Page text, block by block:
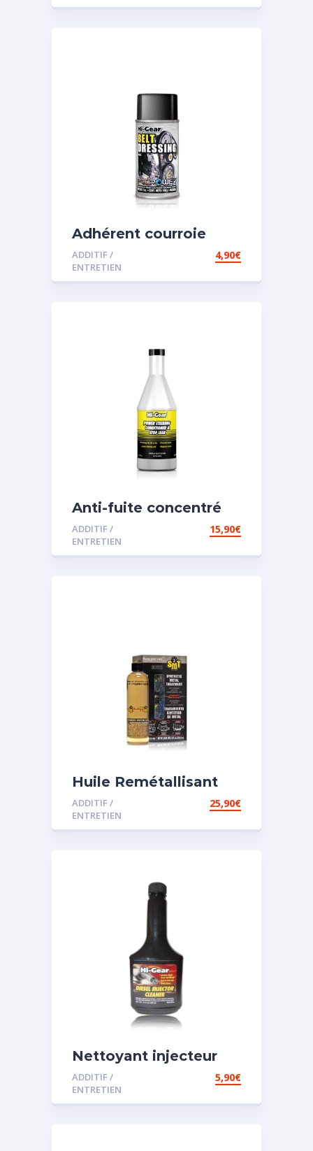
Adhérent courroie
ADDITIF /
ENTRETIEN
4,90€
Anti-fuite concentré
pour direction
assistée
ADDITIF /
ENTRETIEN
15,90€
Huile Remétallisant
Moteur SMT2
ADDITIF /
ENTRETIEN
25,90€
Nettoyant injecteur
diesel
ADDITIF /
ENTRETIEN
5,90€